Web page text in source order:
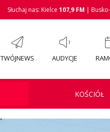
Słuchaj nas: Kielce 107,9 FM |
TWÓJNEWS AUDYCJE
KOŚCIÓŁ